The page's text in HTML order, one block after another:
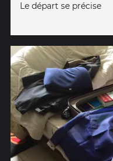
Le départ se précise